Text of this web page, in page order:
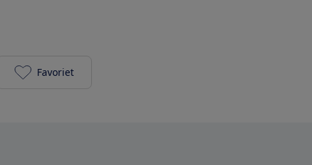
Brother MFC-J6520DW toevoegen aan je favorieten
Favoriet